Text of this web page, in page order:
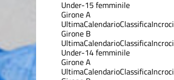
Under-15 femminile
Girone A
UltimaCalendarioClassificaIncroci
Girone B
UltimaCalendarioClassificaIncroci
Under-14 femminile
Girone A
UltimaCalendarioClassificaIncroci